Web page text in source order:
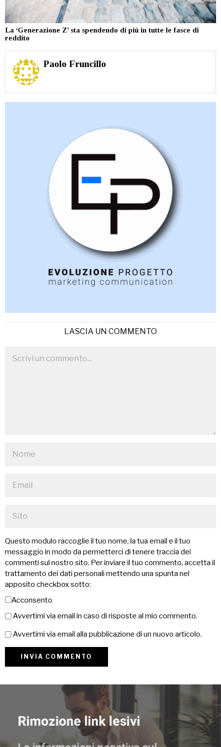
La ‘Generazione Z’ sta spendendo di più in tutte le fasce di
reddito
Paolo Fruncillo
LASCIA UN COMMENTO
Questo modulo raccoglie il tuo nome, la tua email e il tuo
messaggio in modo da permetterci di tenere traccia dei
commenti sul nostro sito. Per inviare il tuo commento, accetta il
trattamento dei dati personali mettendo una spunta nel
apposito checkbox sotto:
Acconsento
Avvertimi via email in caso di risposte al mio commento.
Avvertimi via email alla pubblicazione di un nuovo articolo.